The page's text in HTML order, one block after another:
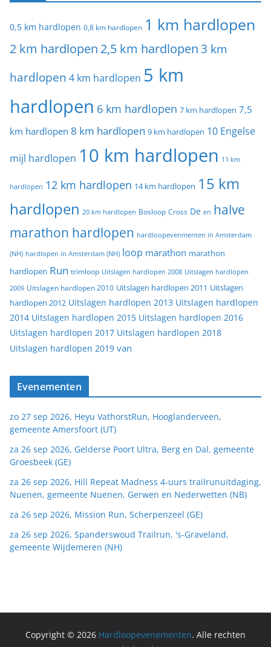
0,5 km hardlopen 0,8 km hardlopen 1 km hardlopen
2 km hardlopen 2,5 km hardlopen 3 km
hardlopen 4 km hardlopen 5 km
hardlopen 6 km hardlopen 7 km hardlopen 7,5
km hardlopen 8 km hardlopen 9 km hardlopen 10 Engelse
mijl hardlopen 10 km hardlopen 11 km
hardlopen 12 km hardlopen 14 km hardlopen 15 km
hardlopen 20 km hardlopen Bosloop Cross De en halve
marathon hardlopen hardloopevenmenten in Amsterdam
(NH) hardlopen in Amsterdam (NH) loop marathon marathon
hardlopen Run trimloop Uitslagen hardlopen 2008 Uitslagen hardlopen
2009 Uitslagen hardlopen 2010 Uitslagen hardlopen 2011 Uitslagen
hardlopen 2012 Uitslagen hardlopen 2013 Uitslagen hardlopen
2014 Uitslagen hardlopen 2015 Uitslagen hardlopen 2016
Uitslagen hardlopen 2017 Uitslagen hardlopen 2018
Uitslagen hardlopen 2019 van
Evenementen
zo 27 sep 2026, Heyu VathorstRun, Hooglanderveen,
gemeente Amersfoort (UT)
za 26 sep 2026, Gelderse Poort Ultra, Berg en Dal, gemeente
Groesbeek (GE)
za 26 sep 2026, Hill Repeat Madness 4-uurs trailrunuitdaging,
Nuenen, gemeente Nuenen, Gerwen en Nederwetten (NB)
za 26 sep 2026, Mission Run, Scherpenzeel (GE)
za 26 sep 2026, Spanderswoud Trailrun, 's-Graveland,
gemeente Wijdemeren (NH)
Copyright © 2026 Hardloopevenementen. Alle rechten